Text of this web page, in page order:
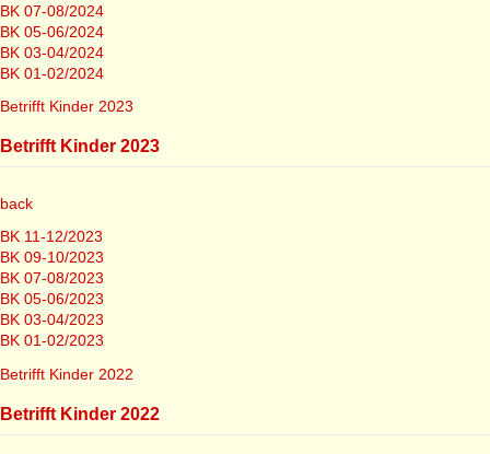
BK 07-08/2024
BK 05-06/2024
BK 03-04/2024
BK 01-02/2024
Betrifft Kinder 2023
Betrifft Kinder 2023
back
BK 11-12/2023
BK 09-10/2023
BK 07-08/2023
BK 05-06/2023
BK 03-04/2023
BK 01-02/2023
Betrifft Kinder 2022
Betrifft Kinder 2022